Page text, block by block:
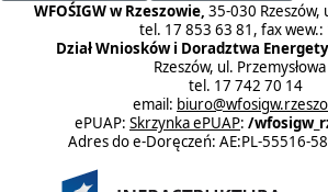
WFOŚIGW w Rzeszowie, 35-030 Rzeszów,
tel. 17 853 63 81, fax wew.:
Dział Wniosków i Doradztwa
Rzeszów, ul.
tel. 17 742 70 14
email:
ePUAP: Skrzynka ePUAP: /
Adres do e-Doręczeń: AE:PL-55516-